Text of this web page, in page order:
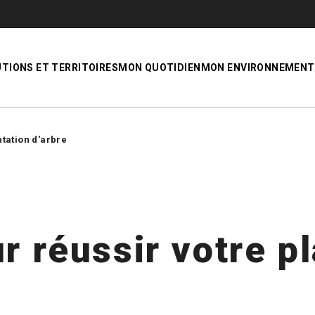
ET TERRITOIRES MON QUOTIDIEN MON ENVIRONNEMENT
d'arbre
réussir votre